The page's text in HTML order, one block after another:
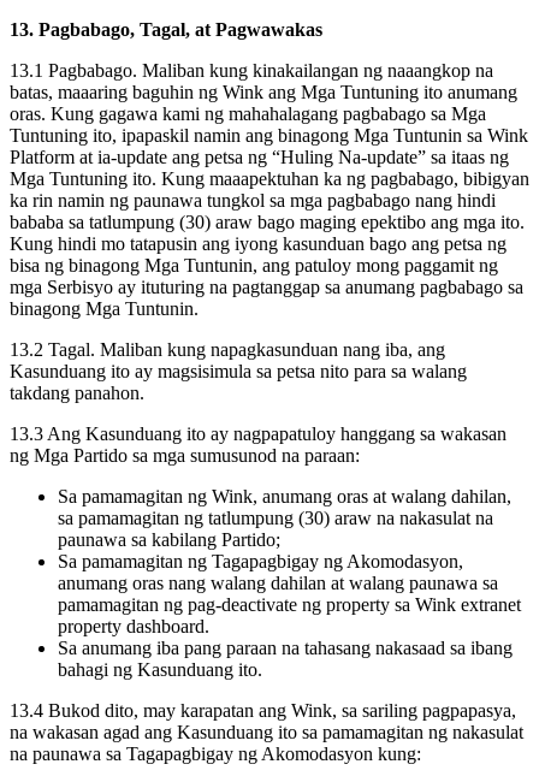
13. Pagbabago, Tagal, at Pagwawakas
13.1 Pagbabago. Maliban kung kinakailangan ng naaangkop na
batas, maaaring baguhin ng Wink ang Mga Tuntuning ito anumang
oras. Kung gagawa kami ng mahahalagang pagbabago sa Mga
Tuntuning ito, ipapaskil namin ang binagong Mga Tuntunin sa Wink
Platform at ia-update ang petsa ng “Huling Na-update” sa itaas ng
Mga Tuntuning ito. Kung maaapektuhan ka ng pagbabago, bibigyan
ka rin namin ng paunawa tungkol sa mga pagbabago nang hindi
bababa sa tatlumpung (30) araw bago maging epektibo ang mga ito.
Kung hindi mo tatapusin ang iyong kasunduan bago ang petsa ng
bisa ng binagong Mga Tuntunin, ang patuloy mong paggamit ng
mga Serbisyo ay ituturing na pagtanggap sa anumang pagbabago sa
binagong Mga Tuntunin.
13.2 Tagal. Maliban kung napagkasunduan nang iba, ang
Kasunduang ito ay magsisimula sa petsa nito para sa walang
takdang panahon.
13.3 Ang Kasunduang ito ay nagpapatuloy hanggang sa wakasan
ng Mga Partido sa mga sumusunod na paraan:
Sa pamamagitan ng Wink, anumang oras at walang dahilan,
sa pamamagitan ng tatlumpung (30) araw na nakasulat na
paunawa sa kabilang Partido;
Sa pamamagitan ng Tagapagbigay ng Akomodasyon,
anumang oras nang walang dahilan at walang paunawa sa
pamamagitan ng pag-deactivate ng property sa Wink extranet
property dashboard.
Sa anumang iba pang paraan na tahasang nakasaad sa ibang
bahagi ng Kasunduang ito.
13.4 Bukod dito, may karapatan ang Wink, sa sariling pagpapasya,
na wakasan agad ang Kasunduang ito sa pamamagitan ng nakasulat
na paunawa sa Tagapagbigay ng Akomodasyon kung: